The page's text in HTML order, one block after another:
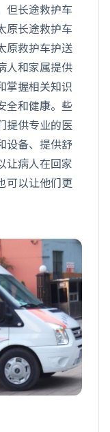
但长途救护车
原长途救护车
原救护车护送
人和家属提供
掌握相关知识
全和健康。些
提供专业的医
设备、提供舒
让病人在回家
可以让他们更